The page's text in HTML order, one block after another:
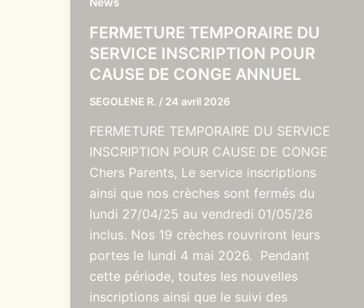
FERMETURE TEMPORAIRE DU
SERVICE INSCRIPTION POUR
CAUSE DE CONGE ANNUEL
SEGOLENE R. / 24 avril 2026
FERMETURE TEMPORAIRE DU SERVICE
INSCRIPTION POUR CAUSE DE CONGE
Chers Parents, Le service inscriptions
ainsi que nos crèches sont fermés du
lundi 27/04/25 au vendredi 01/05/26
inclus. Nos 19 crèches rouvriront leurs
portes le lundi 4 mai 2026. Pendant
cette période, toutes les nouvelles
inscriptions ainsi que le suivi des